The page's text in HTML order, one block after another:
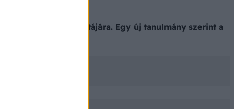
kockázatainak listájára. Egy új tanulmány szerint a
kockázata.